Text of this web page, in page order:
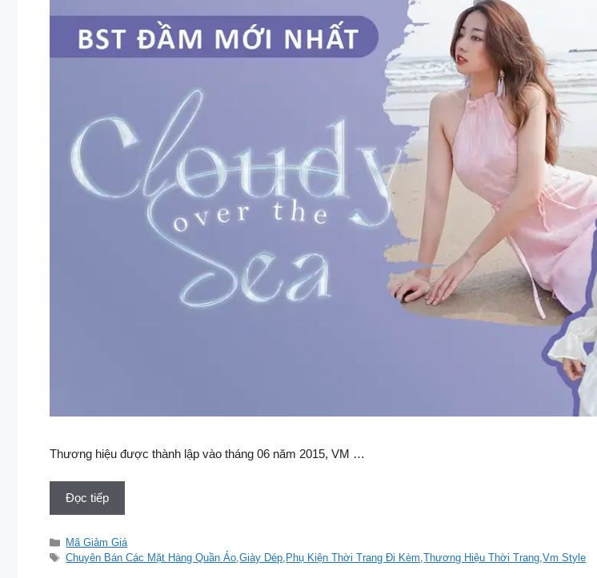
Thương hiệu được thành lập vào tháng 06 năm 2015, VM …
Đọc tiếp
Danh
mục
Mã Giảm Giá
Thẻ
Chuyên Bán Các Mặt Hàng Quần Áo,Giày Dép, Phụ Kiện Thời Trang Đi Kèm,Thương Hiệu Thời Trang,Vm Style